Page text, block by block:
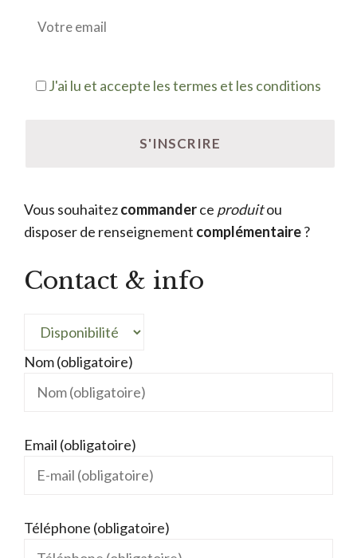
J'ai lu et accepte les termes et les conditions
Vous souhaitezcommanderce produitou
disposer de renseignement complémentaire?
Contact & info
Nom (obligatoire)
Email (obligatoire)
Téléphone (obligatoire)